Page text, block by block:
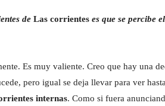
de Las corrientes es que se percibe
Es muy valiente. Creo que hay una
pero igual se deja llevar para ver
internas. Como si fuera